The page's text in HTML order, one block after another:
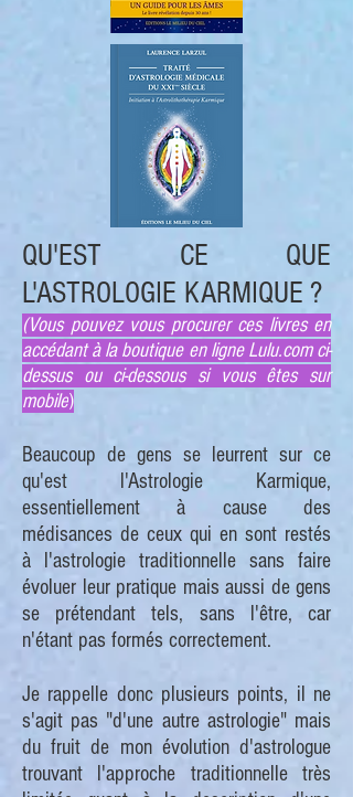
QU'EST CE QUE
L'ASTROLOGIE KARMIQUE ?
(Vous pouvez vous procurer ces livres en
accédant à la boutique en ligne Lulu.com ci-
dessus ou ci-dessous si vous êtes sur
mobile)
Beaucoup de gens se leurrent sur ce
qu'est l'Astrologie Karmique,
essentiellement à cause des
médisances de ceux qui en sont restés
à l'astrologie traditionnelle sans faire
évoluer leur pratique mais aussi de gens
se prétendant tels, sans l'être, car
n'étant pas formés correctement.
Je rappelle donc plusieurs points, il ne
s'agit pas "d'une autre astrologie" mais
du fruit de mon évolution d'astrologue
trouvant l'approche traditionnelle très